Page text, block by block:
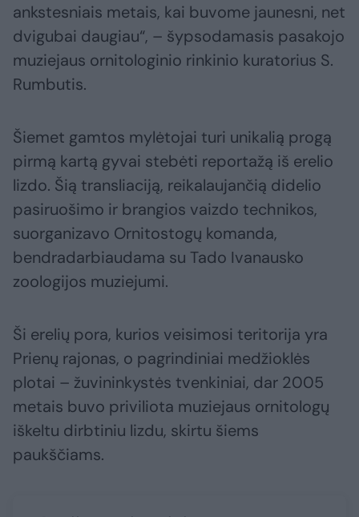
ankstesniais metais, kai buvome jaunesni, net
dvigubai daugiau“, – šypsodamasis pasakojo
muziejaus ornitologinio rinkinio kuratorius S.
Rumbutis.
Šiemet gamtos mylėtojai turi unikalią progą
pirmą kartą gyvai stebėti reportažą iš erelio
lizdo. Šią transliaciją, reikalaujančią didelio
pasiruošimo ir brangios vaizdo technikos,
suorganizavo Ornitostogų komanda,
bendradarbiaudama su Tado Ivanausko
zoologijos muziejumi.
Ši erelių pora, kurios veisimosi teritorija yra
Prienų rajonas, o pagrindiniai medžioklės
plotai – žuvininkystės tvenkiniai, dar 2005
metais buvo priviliota muziejaus ornitologų
iškeltu dirbtiniu lizdu, skirtu šiems
paukščiams.